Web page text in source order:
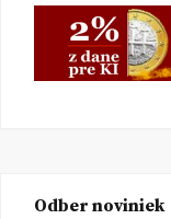
Odber noviniek